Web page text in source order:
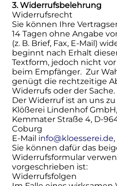
3. Widerrufsbelehrung
Widerrufsrecht
Sie können Ihre
14 Tagen ohne Angabe
(z. B. Brief, Fax, E-Mail)
beginnt nach Erhalt
Textform, jedoch nicht
beim Empfänger. Zur
genügt die rechtzeitige
Widerrufs oder der Sache.
Der Widerruf ist an uns
Klößerei Lindenhof
Kemmater Straße 4, D-
Coburg
E-Mail info@kloesserei.de
Sie können dafür das
Widerrufsformular
vorgeschrieben ist:
Widerrufsfolgen